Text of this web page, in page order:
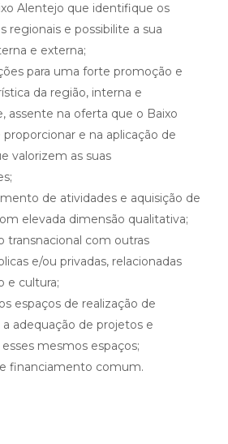
Alentejo que identifique os
regionais e possibilite a sua
e externa;
para uma forte promoção e
da região, interna e
assente na oferta que o Baixo
e na aplicação de
valorizem as suas
de atividades e aquisição de
elevada dimensão qualitativa;
transnacional com outras
e/ou privadas, relacionadas
e cultura;
espaços de realização de
adequação de projetos e
mesmos espaços;
financiamento comum.